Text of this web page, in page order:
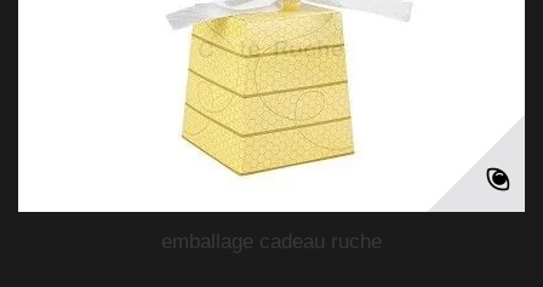
emballage cadeau ruche